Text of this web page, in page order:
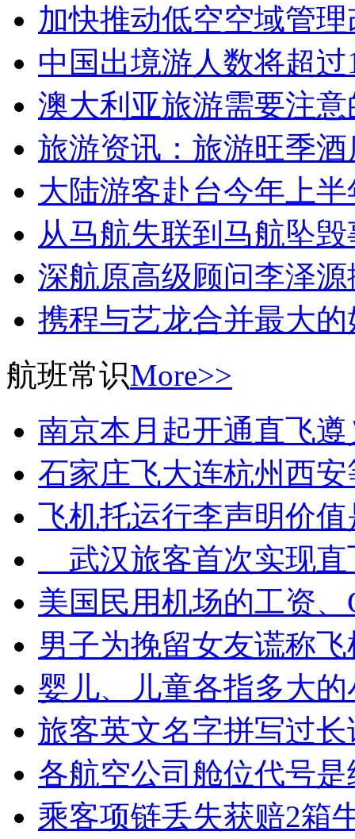
加快推动低空空域管
中国出境游人数将超
澳大利亚旅游需要注
旅游资讯：旅游旺季
大陆游客赴台今年上半
从马航失联到马航坠
深航原高级顾问李泽源
携程与艺龙合并最大
航班常识More>>
南京本月起开通直飞
石家庄飞大连杭州西
飞机托运行李声明价值
武汉旅客首次实现直
美国民用机场的工资、
男子为挽留女友谎称
婴儿、儿童各指多大
旅客英文名字拼写过
各航空公司舱位代号
乘客项链丢失获赔2箱